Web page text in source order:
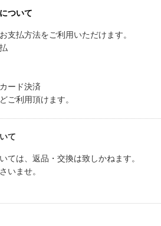
ついて
支払方法をご利用いただけます。
ード決済
ご利用頂けます。
て
ては、返品・交換は致しかねます。
いませ。